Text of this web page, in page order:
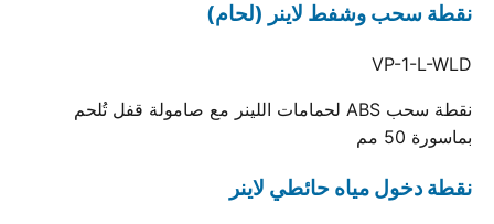
نقطة سحب وشفط لاينر (لحام)
VP-1-L-WLD
نقطة سحب ABS لحمامات اللينر مع صامولة قفل تُلحم
بماسورة 50 مم
نقطة دخول مياه حائطي لاينر